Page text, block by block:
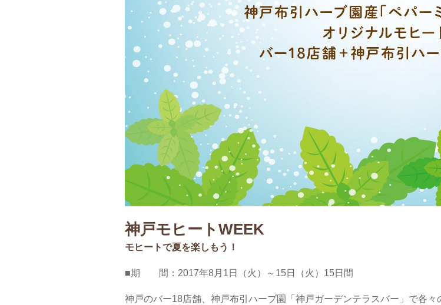
神戸モヒートWEEK
モヒートで夏を楽しもう！
■期 間：2017年8月1日（火）～15日（火）15日間
神戸のバー18店舗、神戸布引ハーブ園「神戸ガーデンテラスバー」で各